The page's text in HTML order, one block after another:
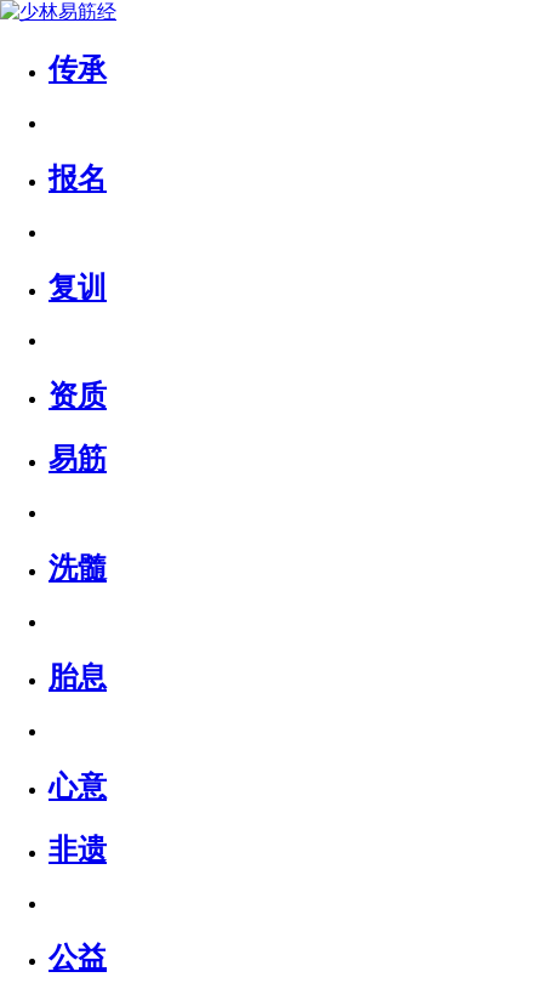
传承
报名
复训
资质
易筋
洗髓
胎息
心意
非遗
公益